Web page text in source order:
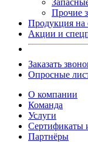
Прочие
Продукция на
Акции и
Заказать
Опросные
О компании
Команда
Услуги
Сертификаты
Партнёры